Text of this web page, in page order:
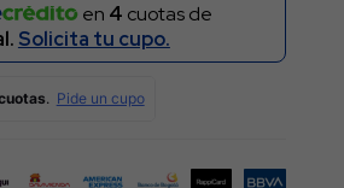
en 4 cuotas de
Solicita tu cupo.